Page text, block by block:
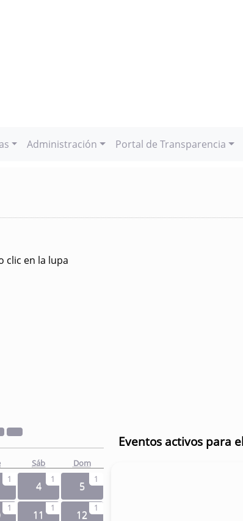
Administración Portal de Transparencia
clic en la lupa
Sáb Dom
1
4
1
5
1
1
11
1
12
1
Eventos activos para